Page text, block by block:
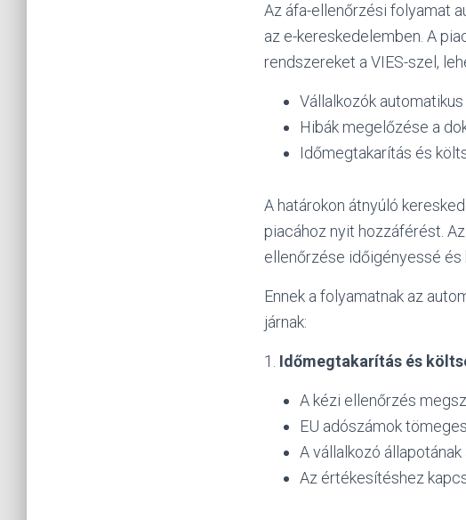
Az áfa-ellenőrzési folyamat
az e-kereskedelemben. A
rendszereket a VIES-szel,
Vállalkozók
Hibák megelőzése a
Időmegtakarítás és
A határokon átnyúló
piacához nyit hozzáférést.
ellenőrzése időigényessé és
Ennek a folyamatnak az
járnak:
1. Időmegtakarítás és
A kézi ellenőrzés
EU adószámok
A vállalkozó
Az értékesítéshez